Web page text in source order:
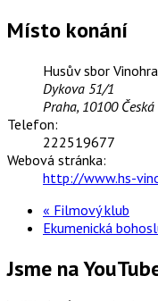
Místo konání
Husův sbor
Dykova 51/1
Praha, 10100
Telefon:
222519677
Webová stránka:
http://www.hs-
« Filmový klub
Ekumenická
Jsme na